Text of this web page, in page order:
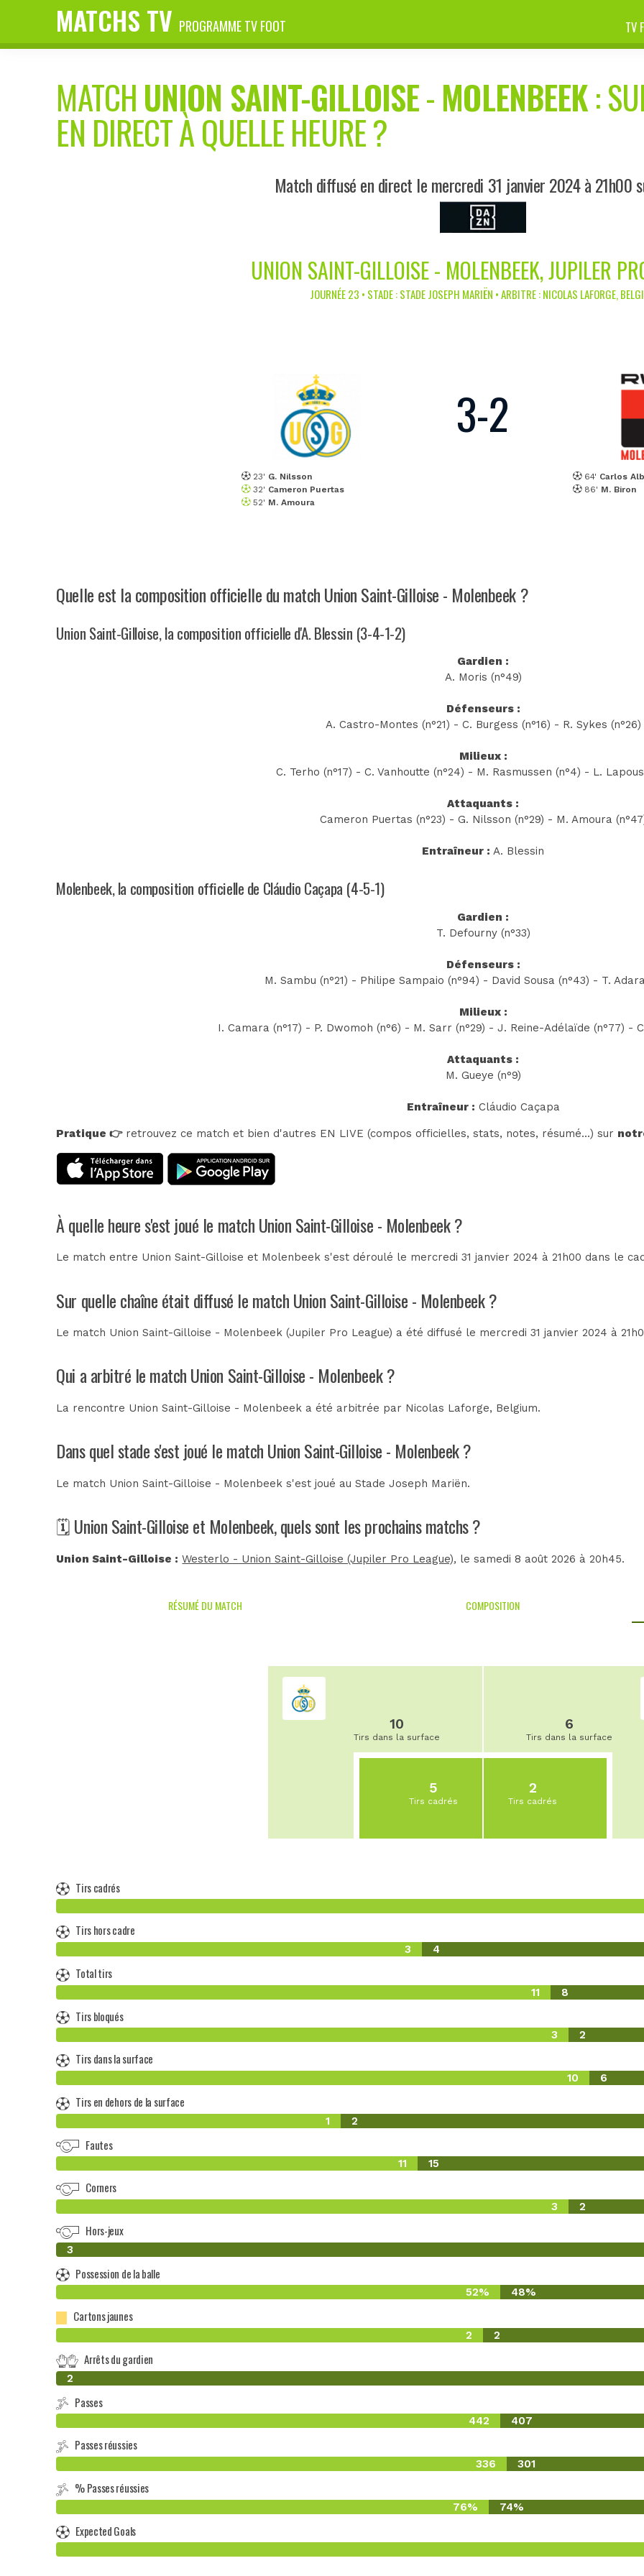
MATCHS TV PROGRAMME TV FOOT TV
MATCHUNION SAINT-GILLOISE-MOLENBEEK:
EN DIRECT À QUELLE HEURE ?
Match diffusé en direct le mercredi 31 janvier 2024 à 21h00
UNION SAINT-GILLOISE - MOLENBEEK, JUPILER
JOURNÉE 23 • STADE : STADE JOSEPH MARIËN • ARBITRE : NICOLAS LAFORGE,
23' G. Nilsson
32' Cameron Puertas
52' M. Amoura
3-2
64' Carlos
86' M. Biron
Quelle est la composition officielle du match Union Saint-Gilloise - Molenbeek ?
Union Saint-Gilloise, la composition officielle d'A. Blessin (3-4-1-2)
Gardien :
A. Moris (n°49)
Défenseurs :
A. Castro-Montes (n°21) - C. Burgess (n°16) - R. Sykes (n°26)
Milieux :
C. Terho (n°17) - C. Vanhoutte (n°24) - M. Rasmussen (n°4) - L.
Attaquants :
Cameron Puertas (n°23) - G. Nilsson (n°29) - M. Amoura
Entraîneur : A. Blessin
Molenbeek, la composition officielle de Cláudio Caçapa (4-5-1)
Gardien :
T. Defourny (n°33)
Défenseurs :
M. Sambu (n°21) - Philipe Sampaio (n°94) - David Sousa (n°43) - T.
Milieux :
I. Camara (n°17) - P. Dwomoh (n°6) - M. Sarr (n°29) - J. Reine-Adélaïde (n°77) -
Attaquants :
M. Gueye (n°9)
Entraîneur : Cláudio Caçapa
Pratique 👉retrouvez ce match et bien d'autres EN LIVE (compos officielles, stats, notes, résumé...) sur
À quelle heure s'est joué le match Union Saint-Gilloise - Molenbeek ?
Le match entre Union Saint-Gilloise et Molenbeek s'est déroulé le mercredi 31 janvier 2024 à 21h00 dans le
Sur quelle chaîne était diffusé le match Union Saint-Gilloise - Molenbeek ?
Le match Union Saint-Gilloise - Molenbeek (Jupiler Pro League) a été diffusé le mercredi 31 janvier 2024 à
Qui a arbitré le match Union Saint-Gilloise - Molenbeek ?
La rencontre Union Saint-Gilloise - Molenbeek a été arbitrée par Nicolas Laforge, Belgium.
Dans quel stade s'est joué le match Union Saint-Gilloise - Molenbeek ?
Le match Union Saint-Gilloise - Molenbeek s'est joué auStade Joseph Mariën.
🗓️ Union Saint-Gilloise et Molenbeek, quels sont les prochains matchs ?
Union Saint-Gilloise : Westerlo - Union Saint-Gilloise (Jupiler Pro League), le samedi 8 août 2026 à 20h45.
RÉSUMÉ DU MATCH COMPOSITION
10
Tirs dans la surface
5
Tirs cadrés
6
Tirs dans la surface
2
Tirs cadrés
Tirs cadrés
Tirs hors cadre
3 4
Total tirs
11 8
Tirs bloqués
3 2
Tirs dans la surface
10 6
Tirs en dehors de la surface
1 2
Fautes
11 15
Corners
3 2
Hors-jeux
0
3
Possession de la balle
52% 48%
Cartons jaunes
2 2
Arrêts du gardien
0
2
Passes
442 407
Passes réussies
336 301
% Passes réussies
76% 74%
Expected Goals